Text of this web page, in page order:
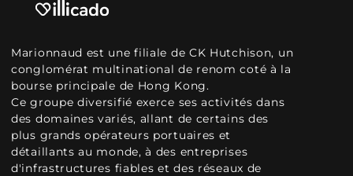
Marionnaud est une filiale de CK Hutchison, un
conglomérat multinational de renom coté à la
bourse principale de Hong Kong.
Ce groupe diversifié exerce ses activités dans
des domaines variés, allant de certains des
plus grands opérateurs portuaires et
détaillants au monde, à des entreprises
d'infrastructures fiables et des réseaux de